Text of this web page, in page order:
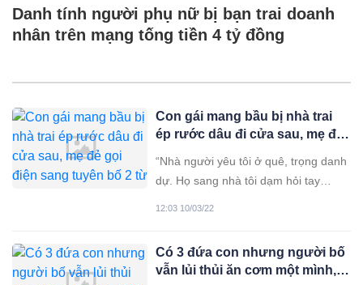
Danh tính người phụ nữ bị bạn trai doanh
nhân trên mạng tống tiền 4 tỷ đồng
Con gái mang bầu bị nhà trai
ép rước dâu đi cửa sau, mẹ đẻ
khiến chú rể loạn lên xin hòa
giải!
“Nhà người yêu tôi ở quê, trọng danh
dự. Họ sang nhà tôi dạm hỏi tay
mình. Nhiều người vẫn luôn hiểu
rằng, bước ngoặt cuộc đời đến khi
12:03 10/03/22
Có 3 đứa con nhưng người bố
vẫn lủi thủi ăn cơm một mình,